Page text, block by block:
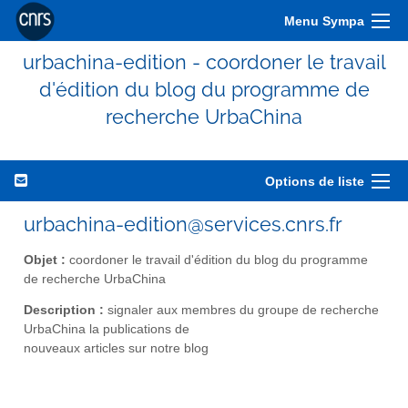
Menu Sympa
urbachina-edition - coordoner le travail
d'édition du blog du programme de
recherche UrbaChina
Options de liste
urbachina-edition@services.cnrs.fr
Objet : coordoner le travail d'édition du blog du programme
de recherche UrbaChina
Description : signaler aux membres du groupe de recherche
UrbaChina la publications de
nouveaux articles sur notre blog